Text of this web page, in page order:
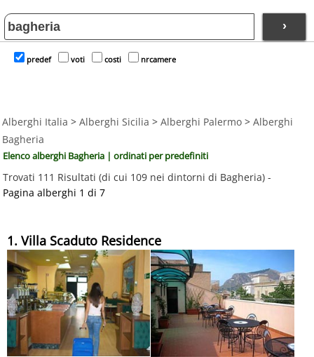
›
predef voti costi nrcamere
Alberghi Italia > Alberghi Sicilia > Alberghi Palermo > Alberghi
Bagheria
Elenco alberghi Bagheria | ordinati per predefiniti
Trovati 111 Risultati (di cui 109 nei dintorni di Bagheria) -
Pagina alberghi 1 di 7
1. Villa Scaduto Residence